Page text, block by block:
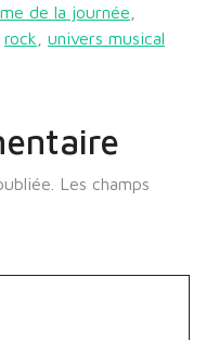
de la journée
rock
univers musical
Les champs